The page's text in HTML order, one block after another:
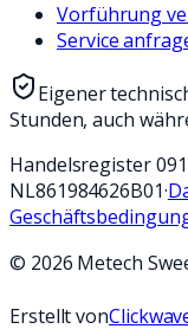
Vorführung
Service
Eigener
Stunden, auch
Handelsregister
NL861984626B01·
© 2026 Metech
Erstellt von